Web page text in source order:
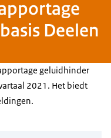
Deelen
geluidhinder
2021. Het biedt